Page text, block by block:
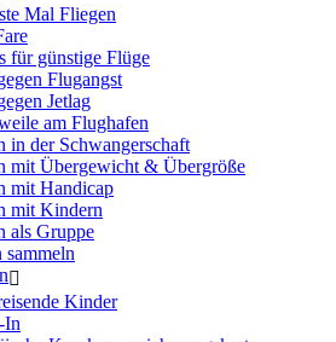
Mal Fliegen
für günstige Flüge
Flugangst
Jetlag
am Flughafen
in der Schwangerschaft
mit Übergewicht & Übergröße
mit Handicap
mit Kindern
als Gruppe
sammeln
Kinder
In